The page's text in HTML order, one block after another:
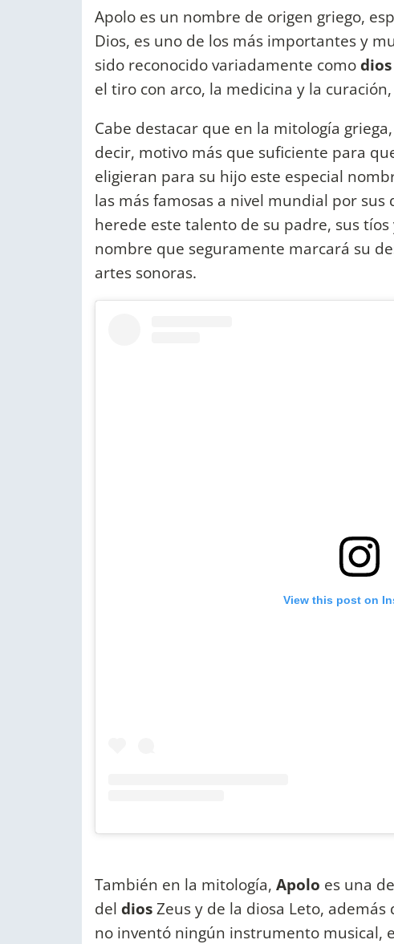
Apolo es un nombre de origen griego,
Dios, es uno de los más importantes y
sido reconocido variadamente comodios
el tiro con arco, la medicina y la
Cabe destacar que en la mitología griega,
decir, motivo más que suficiente para
eligieran para su hijo este especial
las más famosas a nivel mundial por
herede este talento de su padre, sus tíos
nombre que seguramente marcará su
artes sonoras.
View this post on
También en la mitología, Apolo es una
del diosZeus y de la diosa Leto,
no inventó ningún instrumento musical,